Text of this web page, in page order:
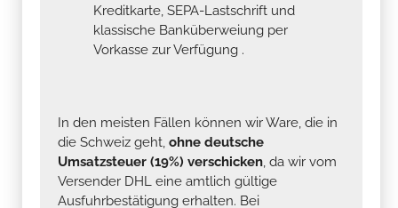
Kreditkarte, SEPA-Lastschrift und
klassische Banküberweiung per
Vorkasse zur Verfügung .
In den meisten Fällen können wir Ware, die in
die Schweiz geht, ohne deutsche
Umsatzsteuer (19%) verschicken, da wir vom
Versender DHL eine amtlich gültige
Ausfuhrbestätigung erhalten. Bei